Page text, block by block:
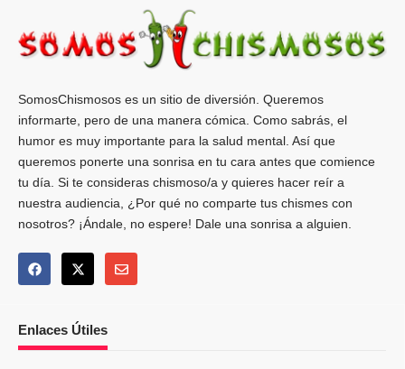
SomosChismosos es un sitio de diversión. Queremos
informarte, pero de una manera cómica. Como sabrás, el
humor es muy importante para la salud mental. Así que
queremos ponerte una sonrisa en tu cara antes que comience
tu día. Si te consideras chismoso/a y quieres hacer reír a
nuestra audiencia, ¿Por qué no comparte tus chismes con
nosotros? ¡Ándale, no espere! Dale una sonrisa a alguien.
Enlaces Útiles